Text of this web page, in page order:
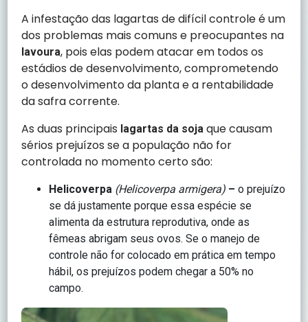
A infestação das lagartas de difícil controle é um
dos problemas mais comuns e preocupantes na
lavoura, pois elas podem atacar em todos os
estádios de desenvolvimento, comprometendo
o desenvolvimento da planta e a rentabilidade
da safra corrente.
As duas principais lagartas da soja que causam
sérios prejuízos se a população não for
controlada no momento certo são:
Helicoverpa (Helicoverpa armigera) – o prejuízo
se dá justamente porque essa espécie se
alimenta da estrutura reprodutiva, onde as
fêmeas abrigam seus ovos. Se o manejo de
controle não for colocado em prática em tempo
hábil, os prejuízos podem chegar a 50% no
campo.